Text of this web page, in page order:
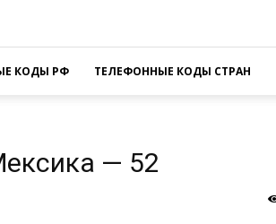
КОДЫ РФ
ТЕЛЕФОННЫЕ КОДЫ СТРАН
— 52